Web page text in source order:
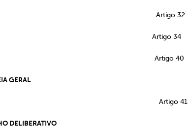
obrigações Artigo 32
penalidades Artigo 34
infrações Artigo 40
GERAL
Artigo 41
DELIBERATIVO